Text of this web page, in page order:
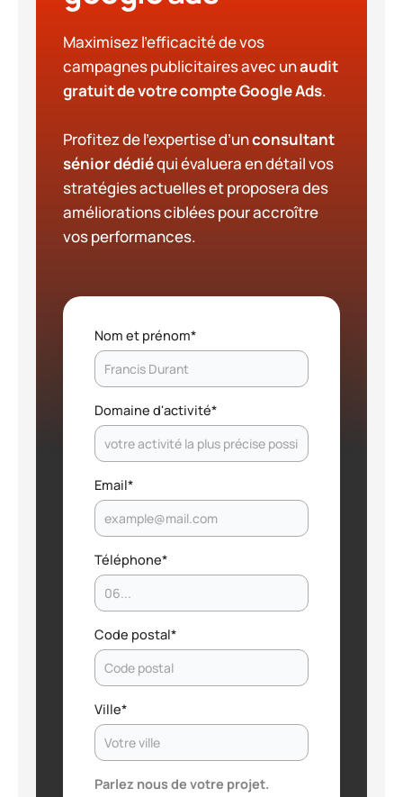
Maximisez l’efficacité de vos
campagnes publicitaires avec unaudit
gratuit de votre compte Google Ads.
Profitez de l’expertise d’unconsultant
sénior dédiéqui évaluera en détail vos
stratégies actuelles et proposera des
améliorations ciblées pour accroître
vos performances.
Nom et prénom*
Domaine d'activité*
Email*
Téléphone*
Code postal*
Ville*
Parlez nous de votre projet.